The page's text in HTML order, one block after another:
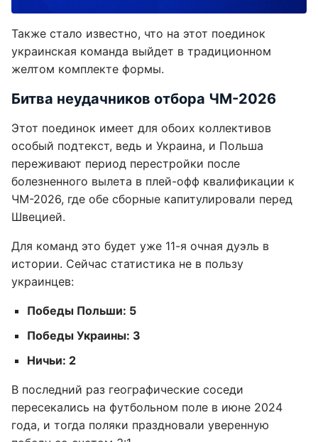
Также стало известно, что на этот поединок
украинская команда выйдет в традиционном
желтом комплекте формы.
Битва неудачников отбора ЧМ-2026
Этот поединок имеет для обоих коллективов
особый подтекст, ведь и Украина, и Польша
переживают период перестройки после
болезненного вылета в плей-офф квалификации к
ЧМ-2026, где обе сборные капитулировали перед
Швецией.
Для команд это будет уже 11-я очная дуэль в
истории. Сейчас статистика не в пользу
украинцев:
Победы Польши: 5
Победы Украины: 3
Ничьи: 2
В последний раз географические соседи
пересекались на футбольном поле в июне 2024
года, и тогда поляки праздновали уверенную